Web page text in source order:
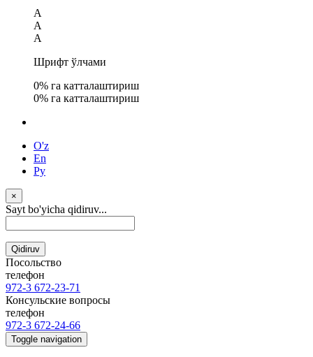
A
A
A
Шрифт ўлчами
0% га катталаштириш
0% га катталаштириш
O'z
En
Ру
×
Sayt bo'yicha qidiruv...
Qidiruv
Посольство
телефон
972-3 672-23-71
Консульские вопросы
телефон
972-3 672-24-66
Toggle navigation